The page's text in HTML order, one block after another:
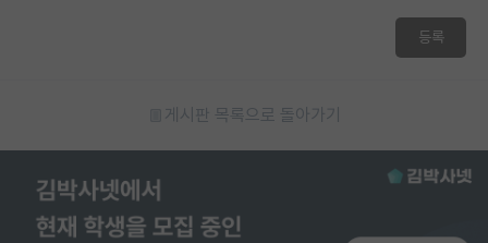
등록
게시판 목록으로 돌아가기